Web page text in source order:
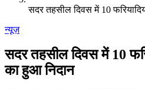
सदर तहसील दिवस में 10
न्यूज़
सदर तहसील दिवस में 10
का हुआ निदान